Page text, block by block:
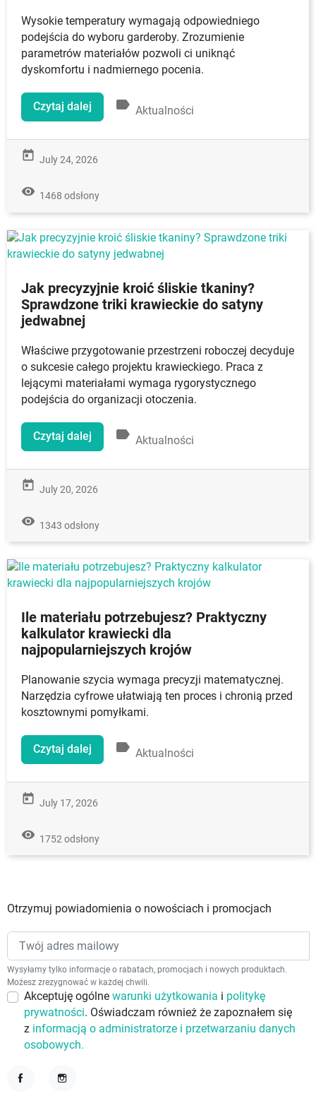
Wysokie temperatury wymagają odpowiedniego
podejścia do wyboru garderoby. Zrozumienie
parametrów materiałów pozwoli ci uniknąć
dyskomfortu i nadmiernego pocenia.
Czytaj dalej label Aktualności
today July 24, 2026
remove_red_eye 1468 odsłony
Jak precyzyjnie kroić śliskie tkaniny?
Sprawdzone triki krawieckie do satyny
jedwabnej
Właściwe przygotowanie przestrzeni roboczej decyduje
o sukcesie całego projektu krawieckiego. Praca z
lejącymi materiałami wymaga rygorystycznego
podejścia do organizacji otoczenia.
Czytaj dalej label Aktualności
today July 20, 2026
remove_red_eye 1343 odsłony
Ile materiału potrzebujesz? Praktyczny
kalkulator krawiecki dla
najpopularniejszych krojów
Planowanie szycia wymaga precyzji matematycznej.
Narzędzia cyfrowe ułatwiają ten proces i chronią przed
kosztownymi pomyłkami.
Czytaj dalej label Aktualności
today July 17, 2026
remove_red_eye 1752 odsłony
Otrzymuj powiadomienia o nowościach i promocjach
Wysyłamy tylko informacje o rabatach, promocjach i nowych produktach.
Możesz zrezygnować w każdej chwili.
Akceptuję ogólne warunki użytkowania i politykę
prywatności. Oświadczam również że zapoznałem się
z informacją o administratorze i przetwarzaniu danych
osobowych.